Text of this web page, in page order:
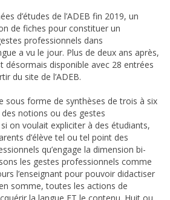
d’études de l’ADEB fin 2019, un
de fiches pour constituer un
professionnels dans
a vu le jour. Plus de deux ans après,
désormais disponible avec 28 entrées
du site de l’ADEB.
sous forme de synthèses de trois à six
notions ou des gestes
on voulait expliciter à des étudiants,
d’élève tel ou tel point des
qu’engage la dimension bi-
les gestes professionnels comme
l’enseignant pour pouvoir didactiser
somme, toutes les actions de